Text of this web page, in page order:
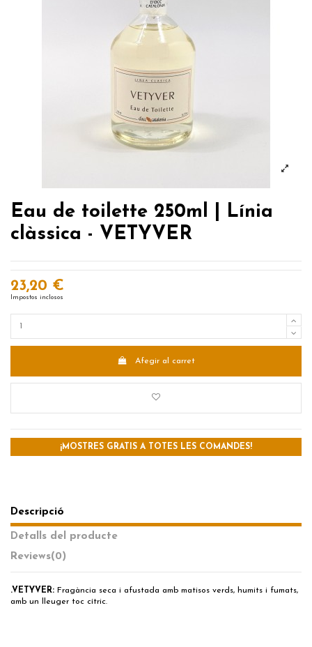
Eau de toilette 250ml | Línia
clàssica - VETYVER
23,20 €
Impostos inclosos
Afegir al carret
¡MOSTRES GRATIS A TOTES LES COMANDES!
Descripció
Detalls del producte
Reviews(0)
.VETYVER: Fragància seca i afustada amb matisos verds, humits i fumats,
amb un lleuger toc cítric.